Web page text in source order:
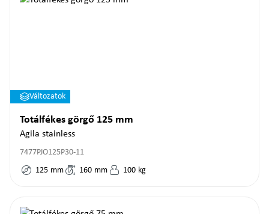
Változatok
Totálfékes görgő 125 mm
Agila stainless
7477PJO125P30-11
125 mm 160 mm 100 kg